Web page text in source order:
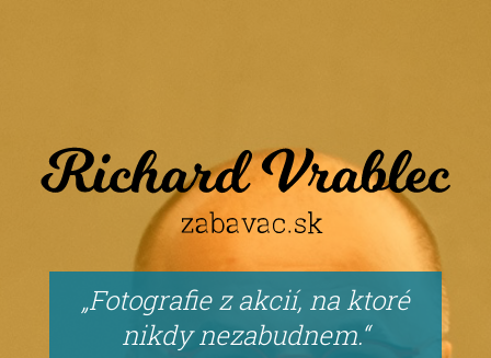
Fotografie z akcií, na ktoré
nikdy nezabudnem.